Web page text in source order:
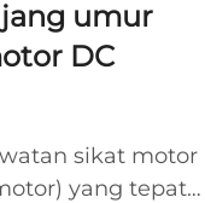
umur
DC
sikat motor
yang tepat